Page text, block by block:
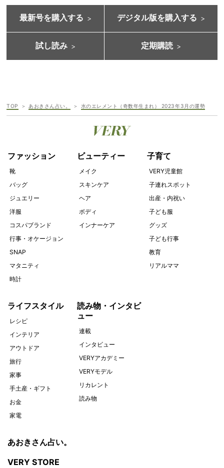
最新号を購入する デジタル版を購入する
試し読み 定期購読
TOP あおきさん占い。 水のエレメント（奇数年生まれ） 2023年3月の運勢
ファッション
靴
バッグ
ジュエリー
洋服
コスパブランド
行事・オケージョン
SNAP
マタニティ
時計
ビューティー
メイク
スキンケア
ヘア
ボディ
インナーケア
子育て
VERY児童館
子連れスポット
出産・内祝い
子ども服
グッズ
子ども行事
教育
リアルママ
ライフスタイル
レシピ
インテリア
アウトドア
旅行
家事
手土産・ギフト
お金
家電
読み物・インタビ
ュー
連載
インタビュー
VERYアカデミー
VERYモデル
リカレント
読み物
あおきさん占い。
VERY STORE